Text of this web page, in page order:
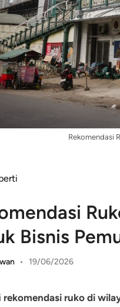
Rekomendasi
Bisnis
• 19/06/2026
rekomendasi ruko di